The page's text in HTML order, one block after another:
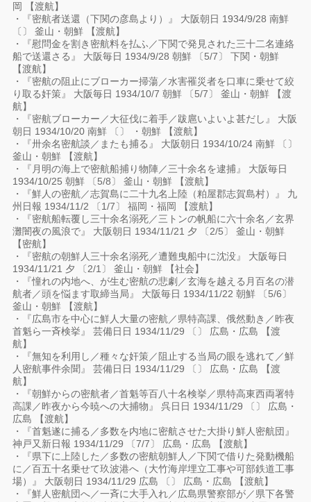
岡 【渡航】
・『密航者送還（下関の彦島より）』 大阪朝日 1934/9/28 南鮮
〔〕 釜山・朝鮮 【渡航】
・『慰問金を割き密航料を払ふ／下関で発見された三十二名連絡
船で送還さる』 大阪毎日 1934/9/28 朝鮮 〔5/7〕 下関・朝鮮
【渡航】
・『密航の阻止にブローカー掃蕩／水害罹災者を口車に乗せて絞
り取る奸策』 大阪毎日 1934/10/7 朝鮮 〔5/7〕 釜山・朝鮮 【渡
航】
・『密航ブローカー／大征伐に着手／跋扈いよいよ甚だし』 大阪
朝日 1934/10/20 南鮮 〔〕 ・朝鮮 【渡航】
・『卅余名密航談／またも捕る』 大阪朝日 1934/10/24 南鮮 〔〕
釜山・朝鮮 【渡航】
・『月明の海上で密航船捕り物陣／三十余名を逮捕』 大阪毎日
1934/10/25 朝鮮 〔5/8〕 釜山・朝鮮 【渡航】
・『鮮人の密航／志賀島に二十九名上陸（粕屋郡志賀島村）』 九
州日報 1934/11/2 〔1/7〕 福岡・福岡 【渡航】
・『密航船転覆し三十余名溺死／三トンの帆船に六十余名／玄界
灘闇夜の風浪で』 大阪朝日 1934/11/21 夕 〔2/5〕 釜山・朝鮮
【密航】
・『密航の朝鮮人三十余名溺死／遭難曳船中に沈没』 大阪毎日
1934/11/21 夕 〔2/1〕 釜山・朝鮮 【社会】
・『憧れの内地へ、が生む密航の悲劇／玄海を越える月百名の潜
航者／頭を悩ます取締当局』 大阪毎日 1934/11/22 朝鮮 〔5/6〕
釜山・朝鮮 【渡航】
・『広島市を中心に鮮人大量の密航／県特高課、俄然動き／昨夜
首魁ら一斉検挙』 芸備日日 1934/11/29 〔〕 広島・広島 【渡
航】
・『無知を利用し／種々な奸策／阻止する当局の眼を逃れて／鮮
人密航事件余聞』 芸備日日 1934/11/29 〔〕 広島・広島 【渡
航】
・『朝鮮からの密航者／首魁等百八十名検挙／県特高東西両署特
高課／昨夜から今暁への大捕物』 呉日日 1934/11/29 〔〕 広島・
広島 【渡航】
・『首魁遂に捕る／多数を内地に密航させた大掛り鮮人密航団』
神戸又新日報 1934/11/29 〔7/7〕 広島・広島 【渡航】
・『県下に上陸した／多数の密航朝鮮人／下関で借りた発動機船
に／百五十名乗せて玖波港へ（大竹海岸埋立工事や可部鉄道工事
場）』 大阪朝日 1934/11/29 広島 〔〕 広島・広島 【渡航】
・『鮮人密航団へ／一斉に大手入れ／広島県警察部が／県下各警